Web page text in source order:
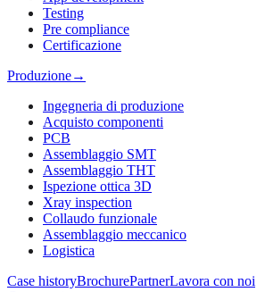
Testing
Pre compliance
Certificazione
Produzione→
Ingegneria di produzione
Acquisto componenti
PCB
Assemblaggio SMT
Assemblaggio THT
Ispezione ottica 3D
Xray inspection
Collaudo funzionale
Assemblaggio meccanico
Logistica
Case historyBrochurePartnerLavora con noi